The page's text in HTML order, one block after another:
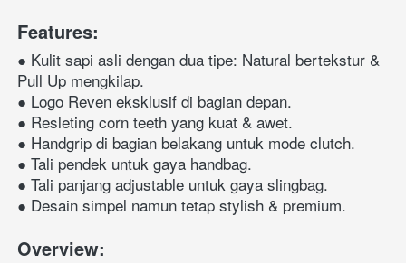
Features:
● Kulit sapi asli dengan dua tipe: Natural bertekstur &
Pull Up mengkilap.
● Logo Reven eksklusif di bagian depan.
● Resleting corn teeth yang kuat & awet.
● Handgrip di bagian belakang untuk mode clutch.
● Tali pendek untuk gaya handbag.
● Tali panjang adjustable untuk gaya slingbag.
● Desain simpel namun tetap stylish & premium.
Overview: